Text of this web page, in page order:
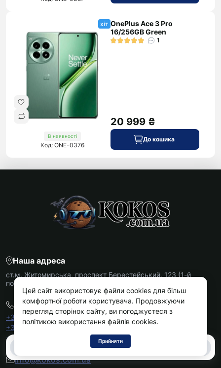
0
хіт
В наявності
Код: ONE-0376
OnePlus Ace 3 Pro
16/256GB Green
1
20 999 ₴
До кошика
Наша адреса
ст.м. Житомирська, проспект Берестейський, 123 (1-й
поверх)
Телефони
+38 044 361 65 85
+38 098 963 60 26
+38 099 538 93 93
info@kokos.com.ua
Цей сайт використовує файли cookies для більш
комфортної роботи користувача. Продовжуючи
перегляд сторінок сайту, ви погоджуєтеся з
політикою використання файлів cookies.
Прийняти